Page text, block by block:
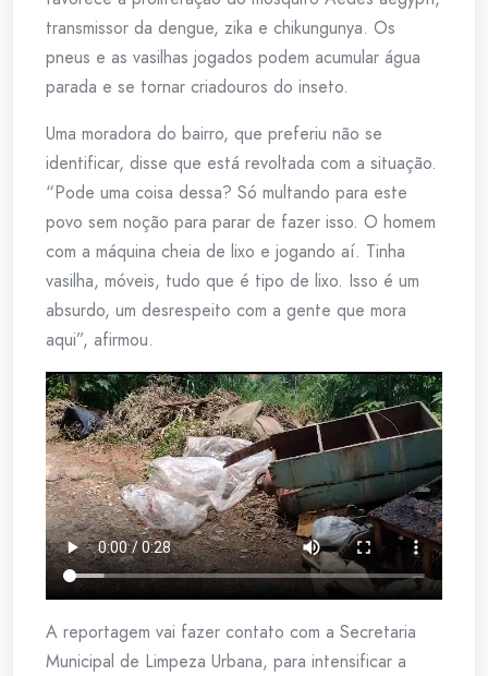
transmissor da dengue, zika e chikungunya. Os
pneus e as vasilhas jogados podem acumular água
parada e se tornar criadouros do inseto.
Uma moradora do bairro, que preferiu não se
identificar, disse que está revoltada com a situação.
“Pode uma coisa dessa? Só multando para este
povo sem noção para parar de fazer isso. O homem
com a máquina cheia de lixo e jogando aí. Tinha
vasilha, móveis, tudo que é tipo de lixo. Isso é um
absurdo, um desrespeito com a gente que mora
aqui”, afirmou.
A reportagem vai fazer contato com a Secretaria
Municipal de Limpeza Urbana, para intensificar a